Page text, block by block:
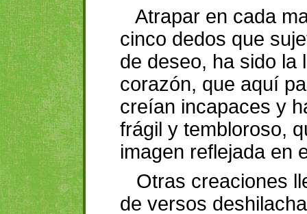
Atrapar en cada
cinco dedos que
de deseo, ha sido la
corazón, que aquí
creían incapaces y
frágil y tembloroso,
imagen reflejada en
Otras creaciones
de versos